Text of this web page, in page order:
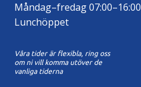
Måndag–fredag 07:00–16:00
Lunchöppet
Våra tider är flexibla, ring oss
om ni vill komma utöver de
vanliga tiderna